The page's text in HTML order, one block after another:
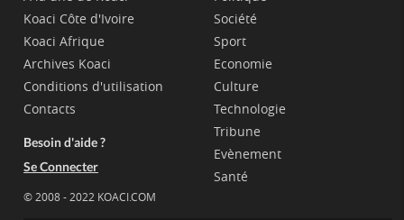
Koaci Côte d'Ivoire
Koaci Afrique
Archives Koaci
Conditions d'utilisation
Contacts
Besoin d'aide ?
Se Connecter
© 2008 - 2022 KOACI.COM
Société
Sport
Economie
Culture
Technologie
Tribune
Evènement
Santé